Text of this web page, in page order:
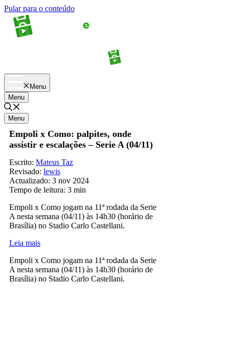
Pular para o conteúdo
Menu
Menu
Menu
Empoli x Como: palpites, onde
assistir e escalações – Serie A (04/11)
Escrito: Mateus Taz
Revisado: lewis
Actualizado: 3 nov 2024
Tempo de leitura: 3 min
Empoli x Como jogam na 11ª rodada da Serie
A nesta semana (04/11) às 14h30 (horário de
Brasília) no Stadio Carlo Castellani.
Leia mais
Empoli x Como jogam na 11ª rodada da Serie
A nesta semana (04/11) às 14h30 (horário de
Brasília) no Stadio Carlo Castellani.